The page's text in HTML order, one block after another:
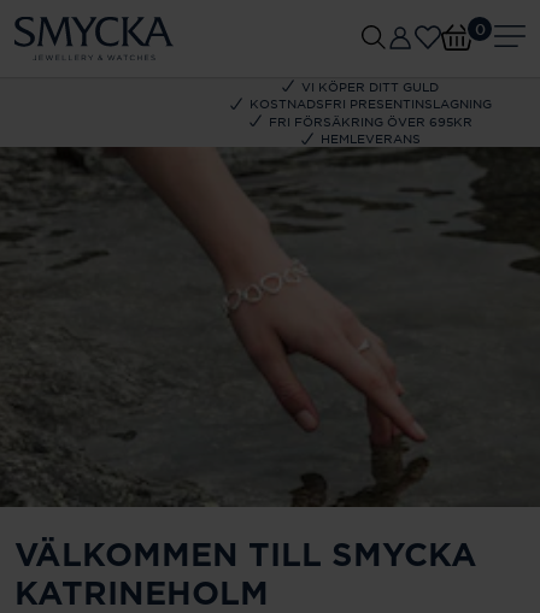
VI KÖPER DITT GULD
KOSTNADSFRI PRESENTINSLAGNING
FRI FÖRSÄKRING ÖVER 695KR
HEMLEVERANS
0
VÄLKOMMEN TILL SMYCKA
KATRINEHOLM